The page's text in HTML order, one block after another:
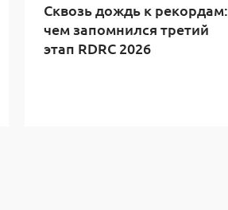
Сквозь дождь к рекордам:
чем запомнился третий
этап RDRC 2026